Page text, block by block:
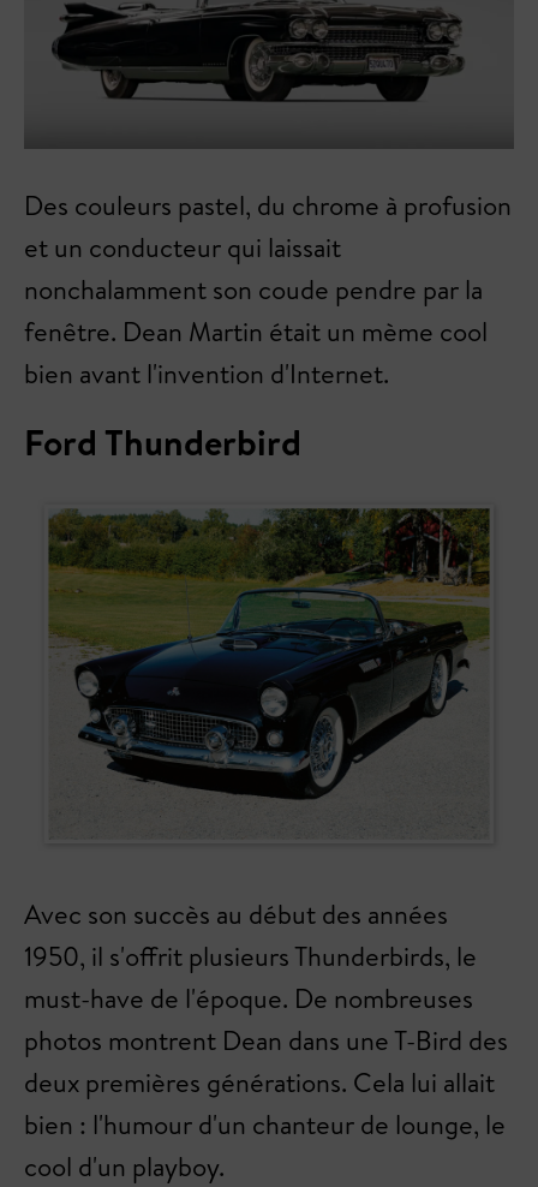
Des couleurs pastel, du chrome à profusion
et un conducteur qui laissait
nonchalamment son coude pendre par la
fenêtre. Dean Martin était un mème cool
bien avant l'invention d'Internet.
Ford Thunderbird
Avec son succès au début des années
1950, il s'offrit plusieurs Thunderbirds, le
must-have de l'époque. De nombreuses
photos montrent Dean dans une T-Bird des
deux premières générations. Cela lui allait
bien : l'humour d'un chanteur de lounge, le
cool d'un playboy.